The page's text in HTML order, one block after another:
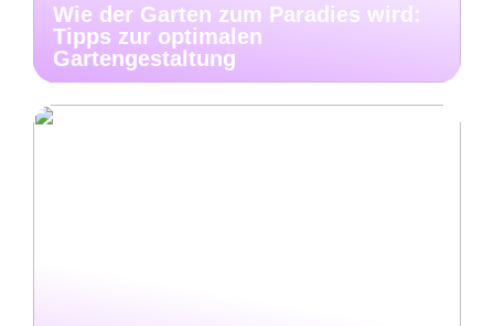
Wie der Garten zum Paradies wird:
Tipps zur optimalen
Gartengestaltung